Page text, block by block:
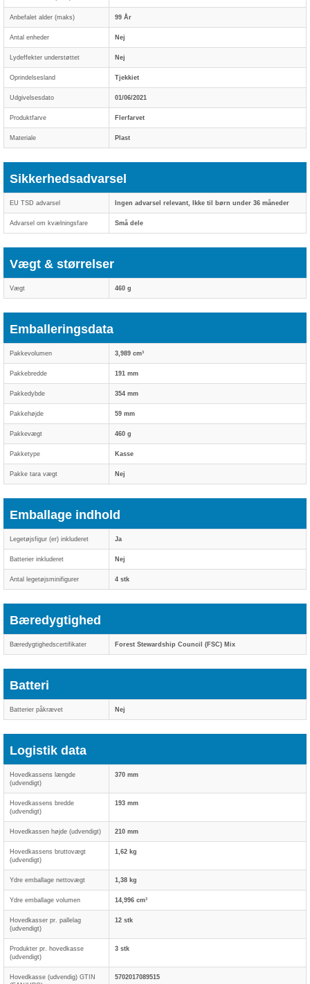
Anbefalet alder (maks) 99 År
Antal enheder Nej
Lydeffekter understøttet Nej
Oprindelsesland Tjekkiet
Udgivelsesdato 01/06/2021
Produktfarve Flerfarvet
Materiale Plast
Sikkerhedsadvarsel
EU TSD advarsel Ingen advarsel relevant, Ikke til børn under 36 måneder
Advarsel om kvælningsfare Små dele
Vægt & størrelser
Vægt 460 g
Emballeringsdata
Pakkevolumen 3,989 cm³
Pakkebredde 191 mm
Pakkedybde 354 mm
Pakkehøjde 59 mm
Pakkevægt 460 g
Pakketype Kasse
Pakke tara vægt Nej
Emballage indhold
Legetøjsfigur (er) inkluderet Ja
Batterier inkluderet Nej
Antal legetøjsminifigurer 4 stk
Bæredygtighed
Bæredygtighedscertifikater Forest Stewardship Council (FSC) Mix
Batteri
Batterier påkrævet Nej
Logistik data
Hovedkassens længde
(udvendigt)
370 mm
Hovedkassens bredde
(udvendigt)
193 mm
Hovedkassen højde (udvendigt) 210 mm
Hovedkassens bruttovægt
(udvendigt)
1,62 kg
Ydre emballage nettovægt 1,38 kg
Ydre emballage volumen 14,996 cm³
Hovedkasser pr. pallelag
(udvendigt)
12 stk
Produkter pr. hovedkasse
(udvendigt)
3 stk
Hovedkasse (udvendig) GTIN
5702017089515